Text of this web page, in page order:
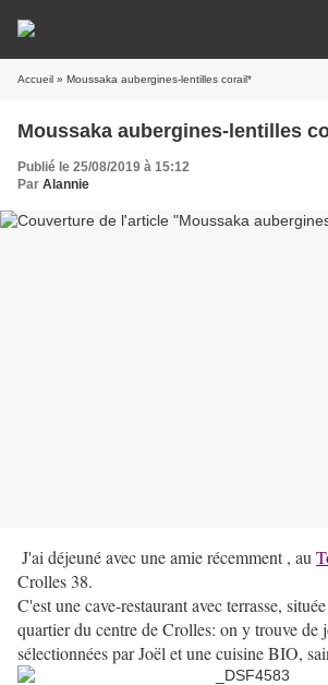
Accueil » Moussaka aubergines-lentilles corail*
Moussaka aubergines-lentilles
Publié le 25/08/2019 à 15:12
Par Alannie
J'ai déjeuné avec une amie récemment , au
Crolles 38.
C'est une cave-restaurant avec terrasse,
quartier du centre de Crolles: on y trouve de
sélectionnées par Joël et une cuisine BIO,